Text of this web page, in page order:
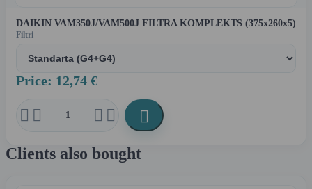
DAIKIN VAM350J/VAM500J FILTRA KOMPLEKTS (375x260x5)
Filtri
Price: 12,74 €
    
Clients also bought